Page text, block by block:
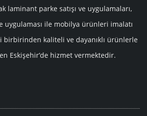
laminant parke satışı ve uygulamaları,
uygulaması ile mobilya ürünleri imalatı
birbirinden kaliteli ve dayanıklı ürünlerle
Eskişehir’de hizmet vermektedir.